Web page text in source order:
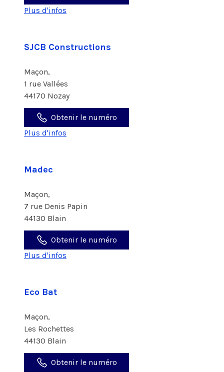
Plus d'infos
SJCB Constructions
Maçon,
1 rue Vallées
44170 Nozay
Obtenir le numéro
Plus d'infos
Madec
Maçon,
7 rue Denis Papin
44130 Blain
Obtenir le numéro
Plus d'infos
Eco Bat
Maçon,
Les Rochettes
44130 Blain
Obtenir le numéro